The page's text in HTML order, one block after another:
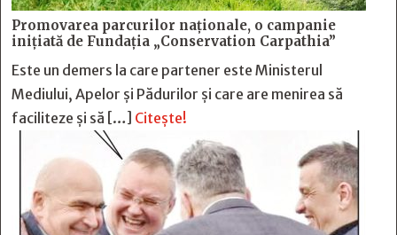
Promovarea parcurilor naționale, o campanie
inițiată de Fundația „Conservation Carpathia”
Este un demers la care partener este Ministerul
Mediului, Apelor și Pădurilor și care are menirea să
faciliteze și să […] Citește!